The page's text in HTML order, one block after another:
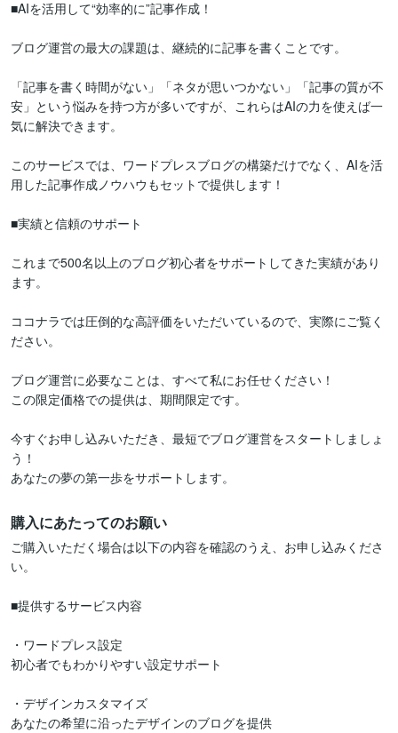
■AIを活用して“効率的に”記事作成！
ブログ運営の最大の課題は、継続的に記事を書くことです。
「記事を書く時間がない」「ネタが思いつかない」「記事の質が不
安」という悩みを持つ方が多いですが、これらはAIの力を使えば一
気に解決できます。
このサービスでは、ワードプレスブログの構築だけでなく、AIを活
用した記事作成ノウハウもセットで提供します！
■実績と信頼のサポート
これまで500名以上のブログ初心者をサポートしてきた実績があり
ます。
ココナラでは圧倒的な高評価をいただいているので、実際にご覧く
ださい。
ブログ運営に必要なことは、すべて私にお任せください！
この限定価格での提供は、期間限定です。
今すぐお申し込みいただき、最短でブログ運営をスタートしましょ
う！
あなたの夢の第一歩をサポートします。
購入にあたってのお願い
ご購入いただく場合は以下の内容を確認のうえ、お申し込みくださ
い。
■提供するサービス内容
・ワードプレス設定
初心者でもわかりやすい設定サポート
・デザインカスタマイズ
あなたの希望に沿ったデザインのブログを提供